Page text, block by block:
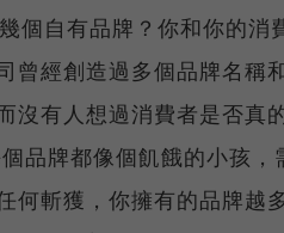
個自有品牌？你和你的消
曾經創造過多個品牌名稱
沒有人想過消費者是否真
品牌都像個飢餓的小孩
何斬獲，你擁有的品牌越